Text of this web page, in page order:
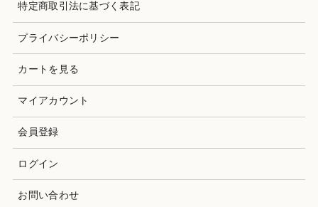
特定商取引法に基づく表記
プライバシーポリシー
カートを見る
マイアカウント
会員登録
ログイン
お問い合わせ